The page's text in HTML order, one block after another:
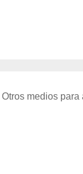
Otros medios para